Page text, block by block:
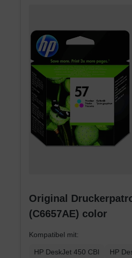
Original
(C6657AE) color
Kompatibel mit:
HP DeskJet 450 CBI
HP